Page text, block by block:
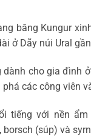
băng Kungur
ở Dãy núi Ural
cho gia đình
các công viên
tiếng với nền
(súp) và